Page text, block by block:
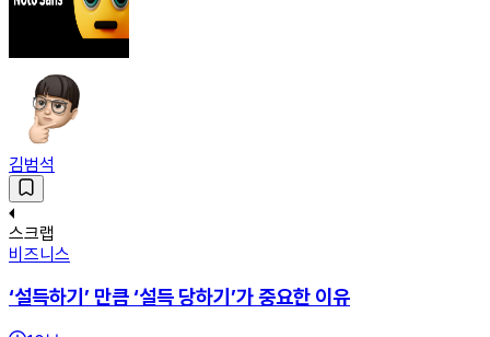
김범석
스크랩
비즈니스
‘설득하기’ 만큼 ‘설득 당하기’가 중요한 이유